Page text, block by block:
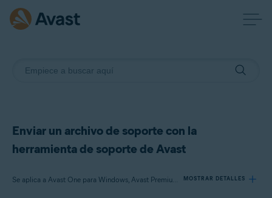
Enviar un archivo de soporte con la
herramienta de soporte de Avast
Se aplica a Avast One para Windows, Avast Premium Security para Windows, Avast SecureLine VPN para Windows, Avast Cleanup Premium para Windows, Avast AntiTrack para Windows, Avast Driver Updater para Windows, Avast BreachGuard para Windows, Avast Battery Saver para Windows MOSTRAR DETALLES